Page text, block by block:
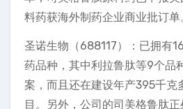
料药获海外制药企业商业批订单
圣诺生物（688117）：已拥有
药品种，其中利拉鲁肽等9个品
案，而且还在建设年产395千克
目。另外，公司的司美格鲁肽